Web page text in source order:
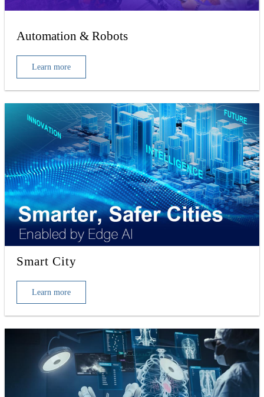
Automation & Robots
Learn more
Smart City
Learn more